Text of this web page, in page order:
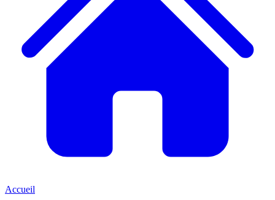
Accueil